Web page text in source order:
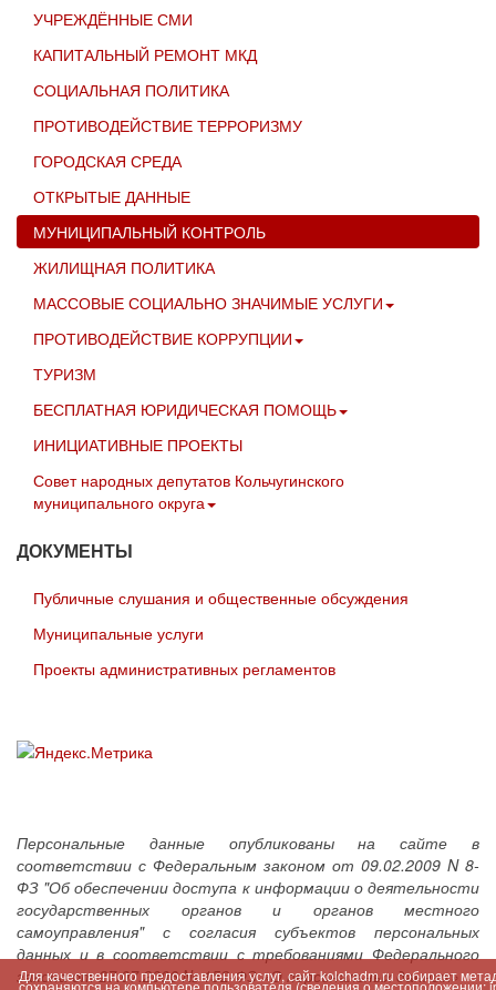
УЧРЕЖДЁННЫЕ СМИ
КАПИТАЛЬНЫЙ РЕМОНТ МКД
СОЦИАЛЬНАЯ ПОЛИТИКА
ПРОТИВОДЕЙСТВИЕ ТЕРРОРИЗМУ
ГОРОДСКАЯ СРЕДА
ОТКРЫТЫЕ ДАННЫЕ
МУНИЦИПАЛЬНЫЙ КОНТРОЛЬ
ЖИЛИЩНАЯ ПОЛИТИКА
МАССОВЫЕ СОЦИАЛЬНО ЗНАЧИМЫЕ УСЛУГИ
ПРОТИВОДЕЙСТВИЕ КОРРУПЦИИ
ТУРИЗМ
БЕСПЛАТНАЯ ЮРИДИЧЕСКАЯ ПОМОЩЬ
ИНИЦИАТИВНЫЕ ПРОЕКТЫ
Совет народных депутатов Кольчугинского
муниципального округа
ДОКУМЕНТЫ
Публичные слушания и общественные обсуждения
Муниципальные услуги
Проекты административных регламентов
Персональные данные опубликованы на сайте в
соответствии с Федеральным законом от 09.02.2009 N 8-
ФЗ "Об обеспечении доступа к информации о деятельности
государственных органов и органов местного
самоуправления" с согласия субъектов персональных
данных и в соответствии с требованиями Федерального
закона от 27.07.2006 № 152-ФЗ «О персональных данных»
Для качественного предоставления услуг, сайт kolchadm.ru собирает
сохраняются на компьютере пользователя (сведения о местоположении;